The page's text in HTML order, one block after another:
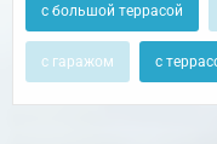
с большой террасой
с гаражом с